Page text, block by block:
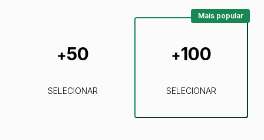
+50
SELECIONAR
+100
SELECIONAR
Mais popular